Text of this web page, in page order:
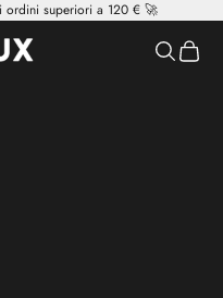
superiori a 120 € 🚀
Mostra il